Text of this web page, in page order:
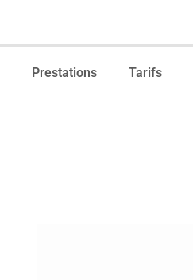
Prestations Tarifs